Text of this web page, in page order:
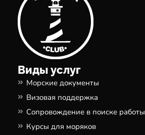
Виды услуг
Морские документы
Визовая поддержка
Сопровождение в поиске работы
Курсы для моряков